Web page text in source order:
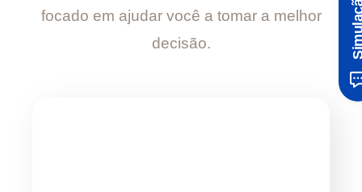
focado em ajudar você a tomar a melhor
decisão.